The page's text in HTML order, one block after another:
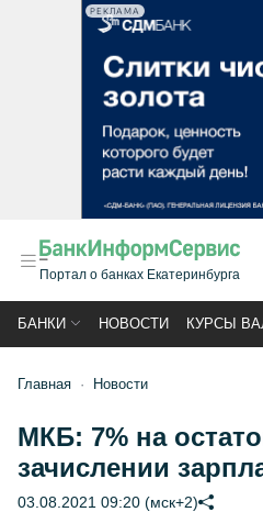
РЕКЛАМА
Портал о банках Екатеринбурга
БАНКИ НОВОСТИ КУРСЫ
Главная Новости
МКБ: 7% на
зачислении
03.08.2021 09:20 (мск+2)